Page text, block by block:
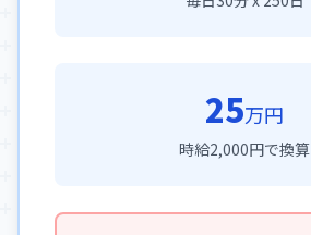
25万円
時給2,000円で換算